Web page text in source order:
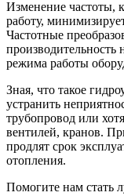
Изменение частоты,
работу,
Частотные
производительность
режима работы
Зная, что такое
устранить
трубопровод или
вентилей, кранов.
продлят срок
отопления.
Помогите нам стать